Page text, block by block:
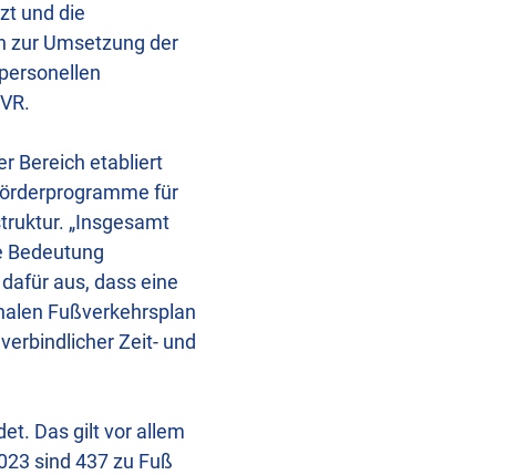
und die
zur Umsetzung der
Bereich etabliert
für
„Insgesamt
Bedeutung
aus, dass eine
Fußverkehrsplan
Zeit- und
Das gilt vor allem
sind 437 zu Fuß